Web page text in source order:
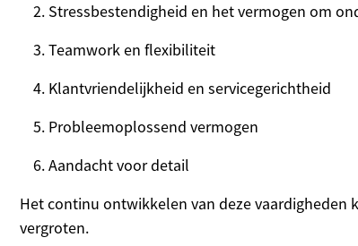
Stressbestendigheid en het vermogen om
Teamwork en flexibiliteit
Klantvriendelijkheid en servicegerichtheid
Probleemoplossend vermogen
Aandacht voor detail
Het continu ontwikkelen van deze vaardigheden
vergroten.